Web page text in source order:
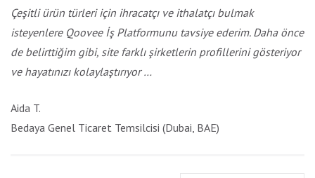
Çeşitli ürün türleri için ihracatçı ve ithalatçı bulmak
isteyenlere Qoovee İş Platformunu tavsiye ederim. Daha önce
de belirttiğim gibi, site farklı şirketlerin profillerini gösteriyor
ve hayatınızı kolaylaştırıyor …
Aida T.
Bedaya Genel Ticaret Temsilcisi (Dubai, BAE)